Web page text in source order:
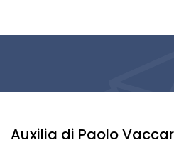
Auxilia di Paolo